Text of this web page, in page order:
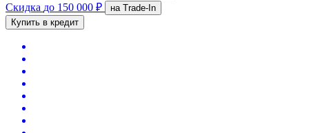
Скидка до 150 000 ₽
на Trade-In
Купить в кредит